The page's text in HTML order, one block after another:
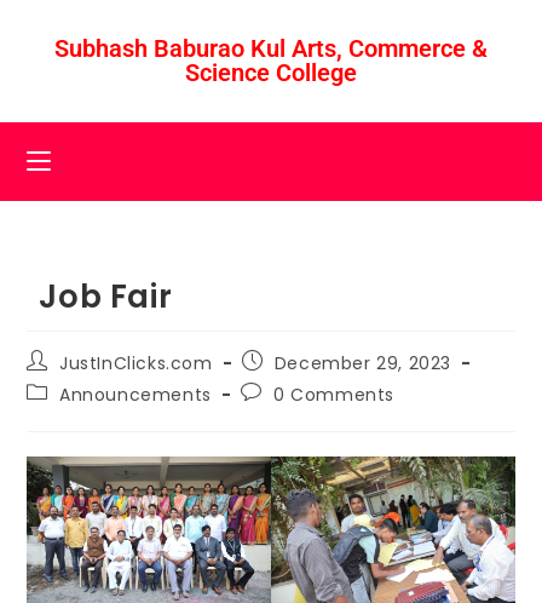
Subhash Baburao Kul Arts, Commerce &
Science College
Job Fair
JustInClicks.com
December 29, 2023
Announcements
0 Comments